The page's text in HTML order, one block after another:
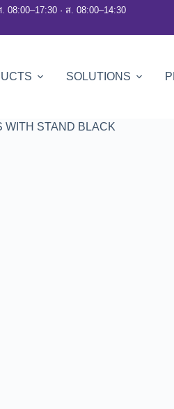
08:00–17:30 · ส. 08:00–14:30
SOLUTIONS